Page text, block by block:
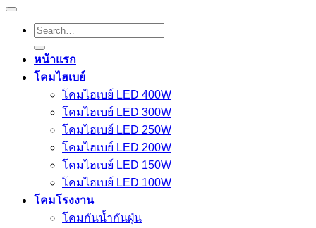
Search
for:
หน้าแรก
โคมไฮเบย์
โคมไฮเบย์ LED 400W
โคมไฮเบย์ LED 300W
โคมไฮเบย์ LED 250W
โคมไฮเบย์ LED 200W
โคมไฮเบย์ LED 150W
โคมไฮเบย์ LED 100W
โคมโรงงาน
โคมกันน้ำกันฝุ่น